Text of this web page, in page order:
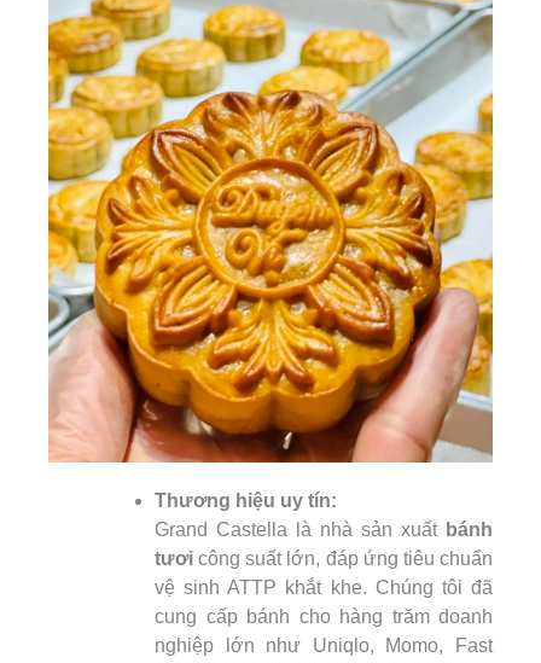
Thương hiệu uy tín:
Grand Castella là nhà sản xuất bánh
tươi công suất lớn, đáp ứng tiêu chuẩn
vệ sinh ATTP khắt khe. Chúng tôi đã
cung cấp bánh cho hàng trăm doanh
nghiệp lớn như Uniqlo, Momo, Fast